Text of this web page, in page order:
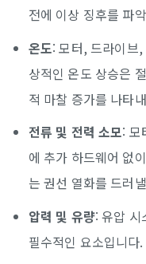
전에 이상 징후를 파
온도: 모터, 드라이브
상적인 온도 상승은
적 마찰 증가를 나타
전류 및 전력 소모: 모
에 추가 하드웨어 없
는 권선 열화를 드러
압력 및 유량: 유압 시
필수적인 요소입니다.